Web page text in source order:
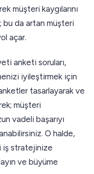
müşteri kaygılarını
da artan müşteri
açar.
anketi soruları,
iyileştirmek için
tasarlayarak ve
müşteri
vadeli başarıyı
O halde,
iş stratejinize
ve büyüme